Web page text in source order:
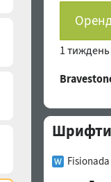
1
Шрифти